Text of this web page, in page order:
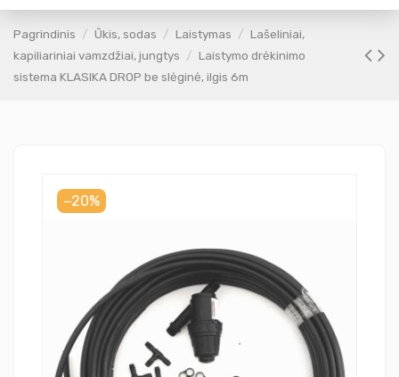
Pagrindinis Ūkis, sodas Laistymas
Lašeliniai,
kapiliariniai vamzdžiai, jungtys
Laistymo drėkinimo
sistema KLASIKA DROP be slėginė, ilgis 6m
−20%